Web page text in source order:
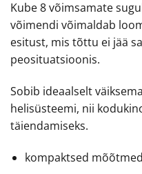
Kube 8 võimsamate
võimendi võimaldab
esitust, mis tõttu ei jää
peosituatsioonis.
Sobib ideaalselt
helisüsteemi, nii
täiendamiseks.
kompaktsed mõõtmed